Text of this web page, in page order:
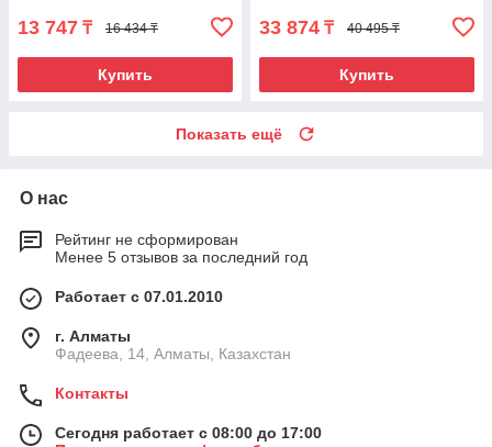
13 747 ₸ 16 434 ₸
Купить
33 874 ₸ 40 495 ₸
Купить
Показать ещё
О нас
Рейтинг не сформирован
Менее 5 отзывов за последний год
Работает с 07.01.2010
г. Алматы
Фадеева, 14, Алматы, Казахстан
Контакты
Сегодня работает с 08:00 до 17:00